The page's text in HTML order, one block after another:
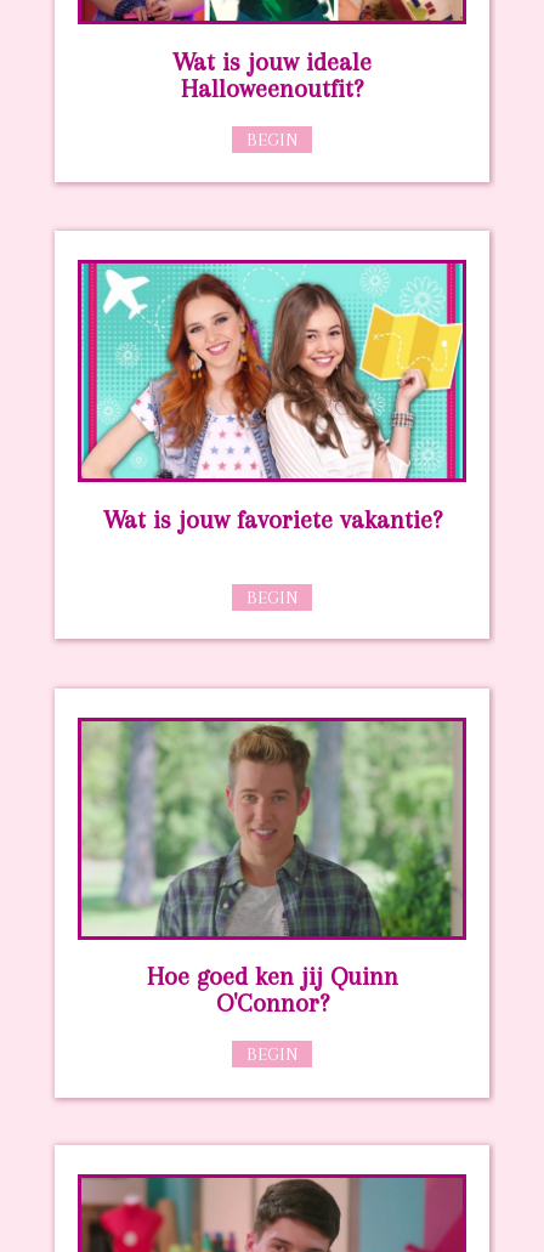
Wat is jouw ideale
Halloweenoutfit?
BEGIN
Wat is jouw favoriete vakantie?
BEGIN
Hoe goed ken jij Quinn
O'Connor?
BEGIN